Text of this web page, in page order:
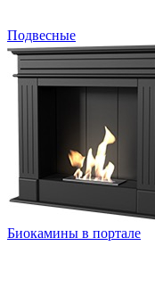
Подвесные
Биокамины в портале